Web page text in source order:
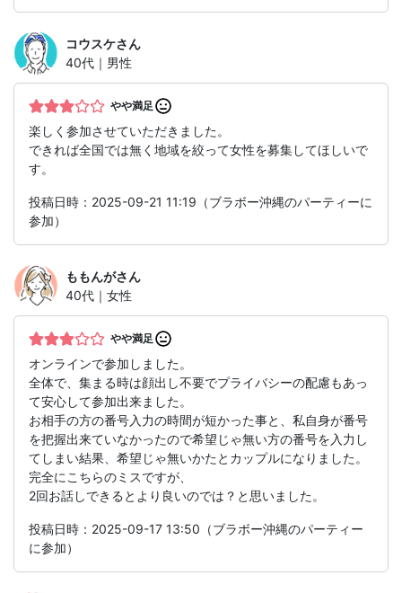
コウスケさん
40代｜男性
やや満足
楽しく参加させていただきました。
できれば全国では無く地域を絞って女性を募集してほしいで
す。
投稿日時：2025-09-21 11:19（ブラボー沖縄のパーティーに
参加）
ももんがさん
40代｜女性
やや満足
オンラインで参加しました。
全体で、集まる時は顔出し不要でプライバシーの配慮もあっ
て安心して参加出来ました。
お相手の方の番号入力の時間が短かった事と、私自身が番号
を把握出来ていなかったので希望じゃ無い方の番号を入力し
てしまい結果、希望じゃ無いかたとカップルになりました。
完全にこちらのミスですが、
2回お話しできるとより良いのでは？と思いました。
投稿日時：2025-09-17 13:50（ブラボー沖縄のパーティー
に参加）